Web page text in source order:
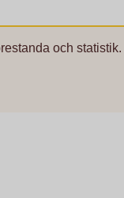
och statistik.